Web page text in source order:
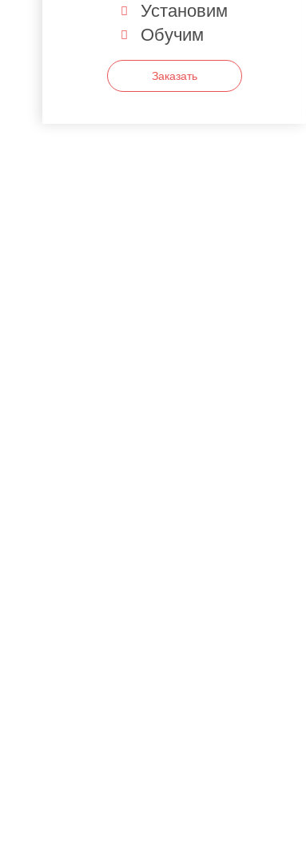
Установим
Обучим
Заказать